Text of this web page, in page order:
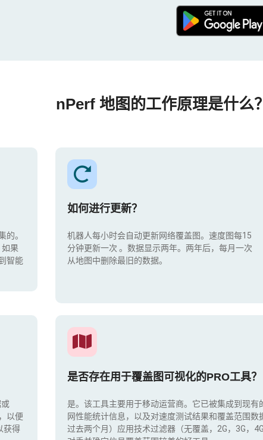
nPerf 地图的工作原理是什么？
的。
果
智能
如何进行更新？
机器人每小时会自动更新网络覆盖图。速度图每15
分钟更新一次 。数据显示两年。两年后，每月一次
从地图中删除最旧的数据。
以便
获得
是否存在用于覆盖图可视化的PRO工具？
是。该工具主要用于移动运营商。它已被集成到现
网性能统计信息，以及对速度测试结果和覆盖范围
过去两个月）应用技术过滤器（无覆盖，2G，3G，